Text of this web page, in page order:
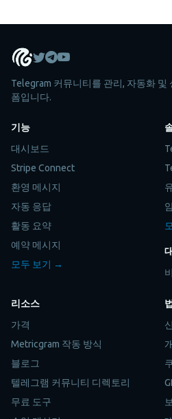
Telegram 커뮤니티를 관리, 자동화 및
폼입니다.
기능
대시보드
Stripe Connect
환영 메시지
자동 응답
활동 요약
예약 메시지
모두 보기 →
리소스
가격
Metricgram 작동 방식
블로그
텔레그램 커뮤니티 디렉토리
무료 도구